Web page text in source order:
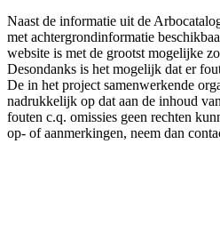
Naast de informatie uit de
met achtergrondinformatie
website is met de grootst mogelijke
Desondanks is het mogelijk dat er
De in het project samenwerkende
nadrukkelijk op dat aan de inhoud
fouten c.q. omissies geen rechten
op- of aanmerkingen, neem dan